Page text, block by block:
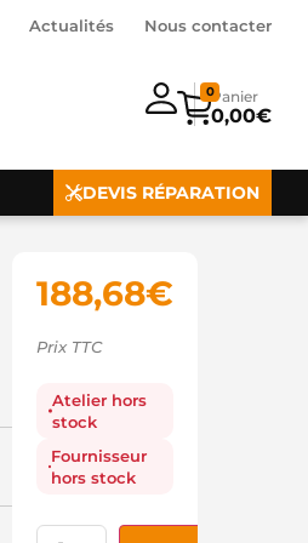
Actualités Nous contacter
0,00€
0
DEVIS RÉPARATION
188,68€
Prix TTC
Atelier hors
stock
Fournisseur
hors stock